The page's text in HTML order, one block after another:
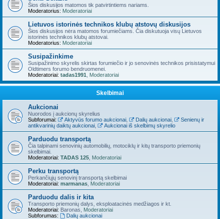
Šios diskusijos matomos tik patvirtintiems nariams.
Moderatorius: Moderatoriai
Lietuvos istorinės technikos klubų atstovų diskusijos
Šios diskusijos nėra matomos forumiečiams. Čia diskutuoja visų Lietuvos
istorinės technikos klubų atstovai.
Moderatorius: Moderatoriai
Susipažinkime
Susipažinimo skyrelis skirtas forumiečio ir jo senovinės technikos prisistatymui
Oldtimers forumo bendruomenei.
Moderatoriai: tadas1991 Moderatoriai
Skelbimai
Aukcionai
Nuorodos į aukcionų skyrelius
Subforumai:
Aktyvūs forumo aukcionai, Dalių aukcionai,
Senienų ir
antikvarinių daiktų aukcionai
Aukcionai iš skelbimų skyrelio
Parduodu transportą
Čia talpinami senovinių automobilių, motociklų ir kitų transporto priemonių
skelbimai.
Moderatoriai: TADAS 125 Moderatoriai
Perku transportą
Perkančiųjų senovinį transportą skelbimai
Moderatoriai: marmanas Moderatoriai
Parduodu dalis ir kita
Transporto priemonių dalys, eksploatacinės medžiagos ir kt.
Moderatoriai: Baronas
Moderatoriai
Subforumas:
Dalių aukcionai